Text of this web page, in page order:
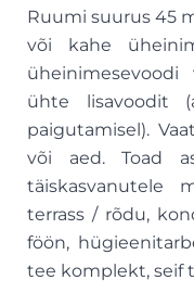
Ruumi suurus 45
või kahe
ühte lisavoodit
paigutamisel).
või aed. Toad
täiskasvanutele
terrass / rõdu,
föön,
tee komplekt, seif